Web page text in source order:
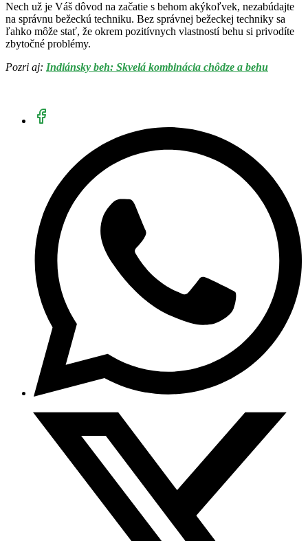
Nech už je Váš dôvod na začatie s behom akýkoľvek, nezabúdajte
na správnu bežeckú techniku. Bez správnej bežeckej techniky sa
ľahko môže stať, že okrem pozitívnych vlastností behu si privodíte
zbytočné problémy.
Pozri aj: Indiánsky beh: Skvelá kombinácia chôdze a behu